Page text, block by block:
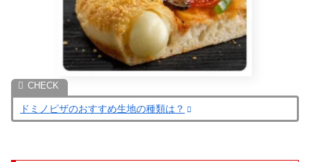
ドミノピザのおすすめ生地の種類は？